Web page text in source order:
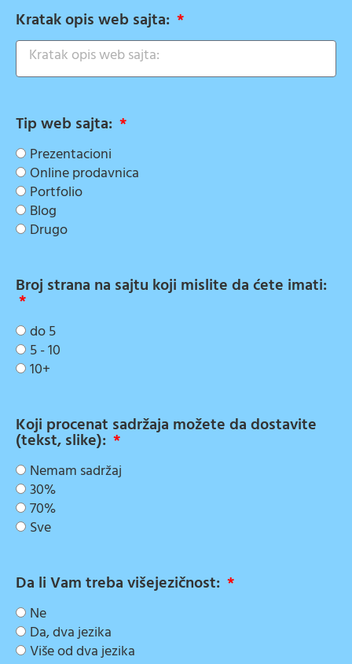
Kratak opis web sajta:
Tip web sajta:
Prezentacioni
Online prodavnica
Portfolio
Blog
Drugo
Broj strana na sajtu koji mislite da ćete imati:
do 5
5 - 10
10+
Koji procenat sadržaja možete da dostavite
(tekst, slike):
Nemam sadržaj
30%
70%
Sve
Da li Vam treba višejezičnost:
Ne
Da, dva jezika
Više od dva jezika